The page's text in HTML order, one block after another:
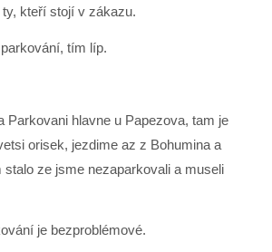
kteří stojí v zákazu.
tím líp.
Parkovani hlavne u Papezova, tam je
orisek, jezdime az z Bohumina a
stalo ze jsme nezaparkovali a museli
je bezproblémové.